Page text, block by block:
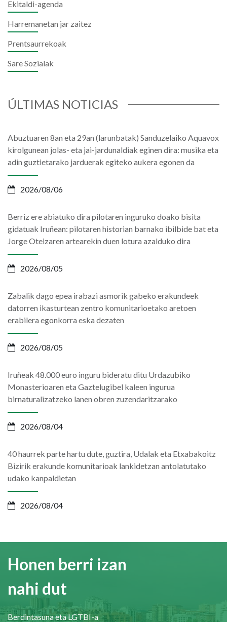
Ekitaldi-agenda
Harremanetan jar zaitez
Prentsaurrekoak
Sare Sozialak
ÚLTIMAS NOTICIAS
Abuztuaren 8an eta 29an (larunbatak) Sanduzelaiko Aquavox
kirolgunean jolas- eta jai-jardunaldiak eginen dira: musika eta
adin guztietarako jarduerak egiteko aukera egonen da
2026/08/06
Berriz ere abiatuko dira pilotaren inguruko doako bisita
gidatuak Iruñean: pilotaren historian barnako ibilbide bat eta
Jorge Oteizaren artearekin duen lotura azalduko dira
2026/08/05
Zabalik dago epea irabazi asmorik gabeko erakundeek
datorren ikasturtean zentro komunitarioetako aretoen
erabilera egonkorra eska dezaten
2026/08/05
Iruñeak 48.000 euro inguru bideratu ditu Urdazubiko
Monasterioaren eta Gaztelugibel kaleen ingurua
birnaturalizatzeko lanen obren zuzendaritzarako
2026/08/04
40 haurrek parte hartu dute, guztira, Udalak eta Etxabakoitz
Bizirik erakunde komunitarioak lankidetzan antolatutako
udako kanpaldietan
2026/08/04
Honen berri izan
nahi dut
Berdintasuna eta LGTBI-a